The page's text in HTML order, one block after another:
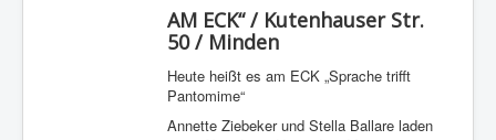
AM ECK“ / Kutenhauser Str.
50 / Minden
Heute heißt es am ECK „Sprache trifft
Pantomime“
Annette Ziebeker und Stella Ballare laden